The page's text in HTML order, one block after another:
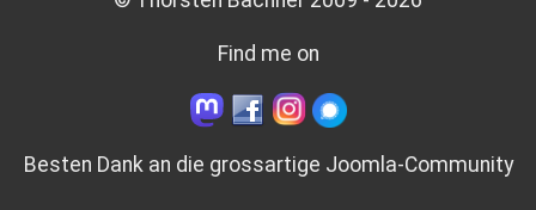
Find me on
Besten Dank an die grossartige Joomla-Community